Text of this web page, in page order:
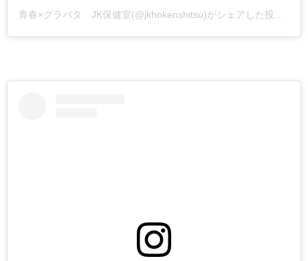
青春×グラバタ JK保健室(@jkhokenshitsu)がシェアした投稿 –